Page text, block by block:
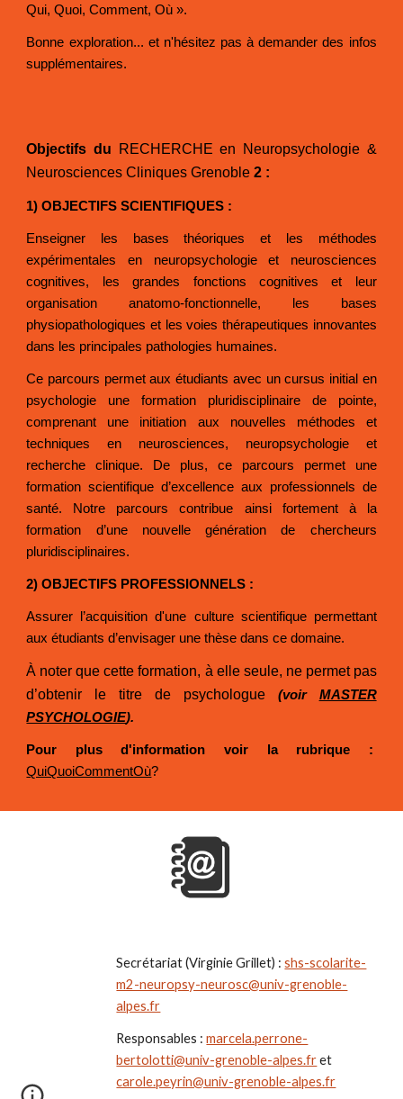
Qui, Quoi, Comment, Où ».
Bonne exploration... et n'hésitez pas à demander des infos
supplémentaires.
Objectifs du
RECHERCHE en Neuropsychologie &
Neurosciences Cliniques Grenoble2 :
1) OBJECTIFS SCIENTIFIQUES :
Enseigner les bases théoriques et les méthodes
expérimentales en neuropsychologie et neurosciences
cognitives, les grandes fonctions cognitives et leur
organisation anatomo-fonctionnelle, les bases
physiopathologiques et les voies thérapeutiques innovantes
dans les principales pathologies humaines.
Ce parcours permet aux étudiants avec un cursus initial en
psychologie une formation pluridisciplinaire de pointe,
comprenant une initiation aux nouvelles méthodes et
techniques en neurosciences, neuropsychologie et
recherche clinique. De plus, ce parcours permet une
formation scientifique d’excellence aux professionnels de
santé. Notre parcours contribue ainsi fortement à la
formation d’une nouvelle génération de chercheurs
pluridisciplinaires.
2) OBJECTIFS PROFESSIONNELS :
Assurer l’acquisition d'une culture scientifique permettant
aux étudiants d’envisager une thèse dans ce domaine.
À noter que cette formation, à elle seule, ne permet pas
d’obtenir le titre de psychologue(voir MASTER
PSYCHOLOGIE).
Pour plus d'information voir la rubrique :
QuiQuoiCommentOù?
Secrétariat (Virginie Grillet) :shs-scolarite-
m2-neuropsy-neurosc@univ-grenoble-
alpes.fr
Responsables :marcela.perrone-
bertolotti@univ-grenoble-alpes.fret
carole.peyrin@univ-grenoble-alpes.fr